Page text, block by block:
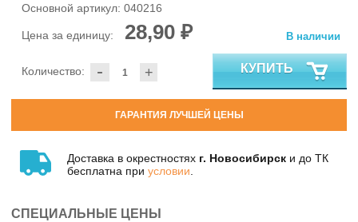
Основной артикул: 040216
Цена за единицу: 28,90 ₽
- +
Количество:
В наличии
КУПИТЬ
ГАРАНТИЯ ЛУЧШЕЙ ЦЕНЫ
Доставка в окрестностях г. Новосибирск и до ТК
бесплатна при условии
СПЕЦИАЛЬНЫЕ ЦЕНЫ